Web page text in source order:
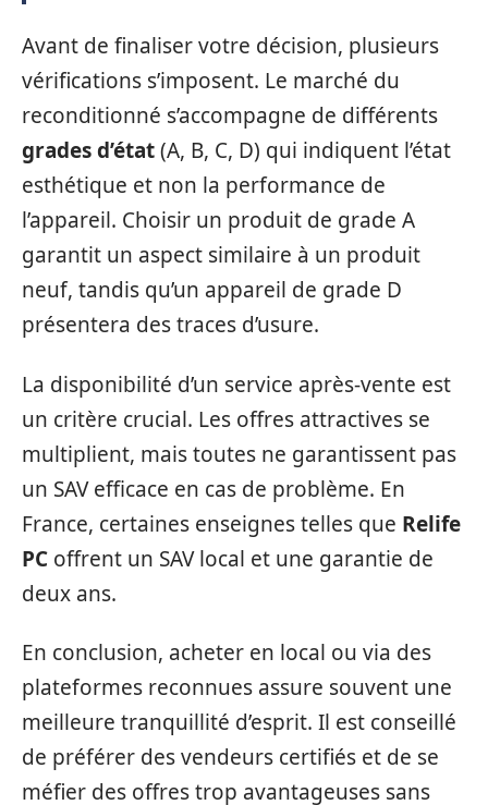
Avant de finaliser votre décision, plusieurs
vérifications s’imposent. Le marché du
reconditionné s’accompagne de différents
grades d’état(A, B, C, D) qui indiquent l’état
esthétique et non la performance de
l’appareil. Choisir un produit de grade A
garantit un aspect similaire à un produit
neuf, tandis qu’un appareil de grade D
présentera des traces d’usure.
La disponibilité d’un service après-vente est
un critère crucial. Les offres attractives se
multiplient, mais toutes ne garantissent pas
un SAV efficace en cas de problème. En
France, certaines enseignes telles que Relife
PC offrent un SAV local et une garantie de
deux ans.
En conclusion, acheter en local ou via des
plateformes reconnues assure souvent une
meilleure tranquillité d’esprit. Il est conseillé
de préférer des vendeurs certifiés et de se
méfier des offres trop avantageuses sans